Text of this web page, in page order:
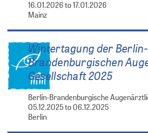
16.01.2026 to 17.01.2026
Mainz
Wintertagung der Berlin-
Brandenburgischen
Gesellschaft 2025
Berlin-Brandenburgische
05.12.2025 to 06.12.2025
Berlin